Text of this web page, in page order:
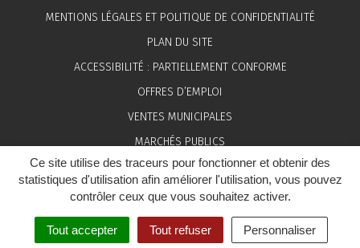
Ce site utilise des traceurs pour fonctionner et obtenir des
statistiques d'utilisation afin améliorer l'utilisation, vous pouvez
contrôler ceux que vous souhaitez activer.
Tout accepter Tout refuser Personnaliser
MENTIONS LÉGALES ET POLITIQUE DE CONFIDENTIALITÉ
PLAN DU SITE
ACCESSIBILITÉ : PARTIELLEMENT CONFORME
OFFRES D’EMPLOI
VENTES MUNICIPALES
MARCHÉS PUBLICS
ESPACE PRESSE